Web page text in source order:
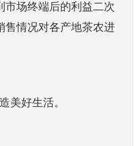
场终端后的利益二次
售情况对各产地茶农进
美好生活。